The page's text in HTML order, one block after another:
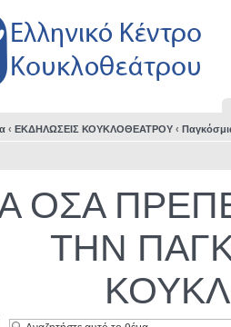
‹ ΕΚΔΗΛΩΣΕΙΣ ΚΟΥΚΛΟΘΕΑΤΡΟΥ ‹
ΟΣΑ
ΤΗΝ